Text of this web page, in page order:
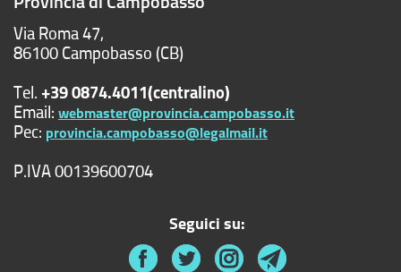
Via Roma 47,
86100 Campobasso (CB)
Tel.+39 0874.4011(centralino)
Email:webmaster@provincia.campobasso.it
Pec: provincia.campobasso@legalmail.it
P.IVA 00139600704
Seguici su: